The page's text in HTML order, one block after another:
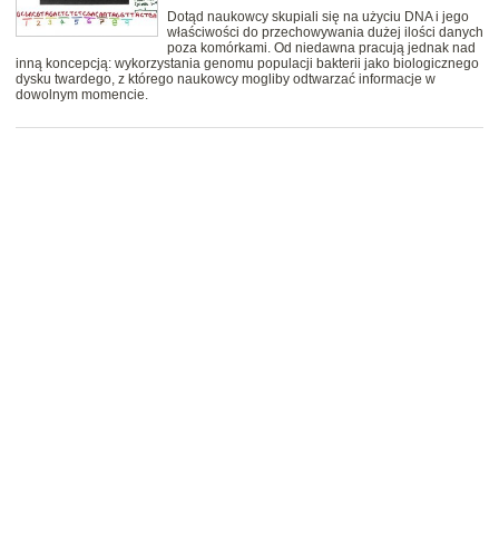
Dotąd naukowcy skupiali się na użyciu DNA i jego
właściwości do przechowywania dużej ilości danych
poza komórkami. Od niedawna pracują jednak nad
inną koncepcją: wykorzystania genomu populacji bakterii jako biologicznego
dysku twardego, z którego naukowcy mogliby odtwarzać informacje w
dowolnym momencie.